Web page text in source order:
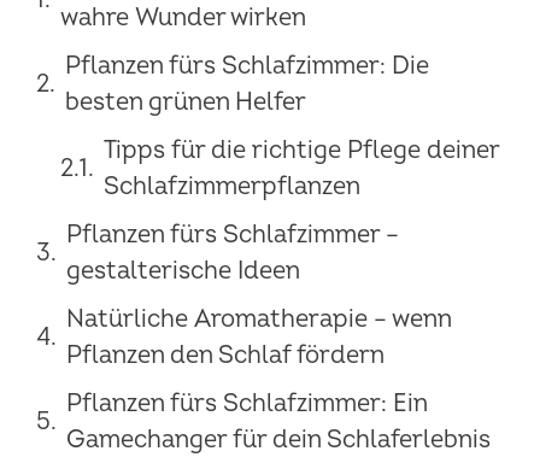
wahre Wunder wirken
Pflanzen fürs Schlafzimmer: Die
besten grünen Helfer
Tipps für die richtige Pflege deiner
Schlafzimmerpflanzen
Pflanzen fürs Schlafzimmer –
gestalterische Ideen
Natürliche Aromatherapie – wenn
Pflanzen den Schlaf fördern
Pflanzen fürs Schlafzimmer: Ein
Gamechanger für dein Schlaferlebnis